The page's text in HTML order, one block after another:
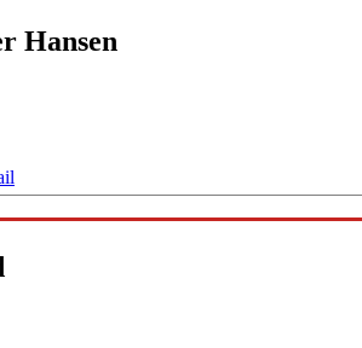
Hansen